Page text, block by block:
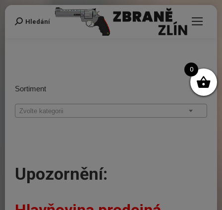
Search:
Hledání
Sortiment
Zvolte kategorii
Upozornění:
0